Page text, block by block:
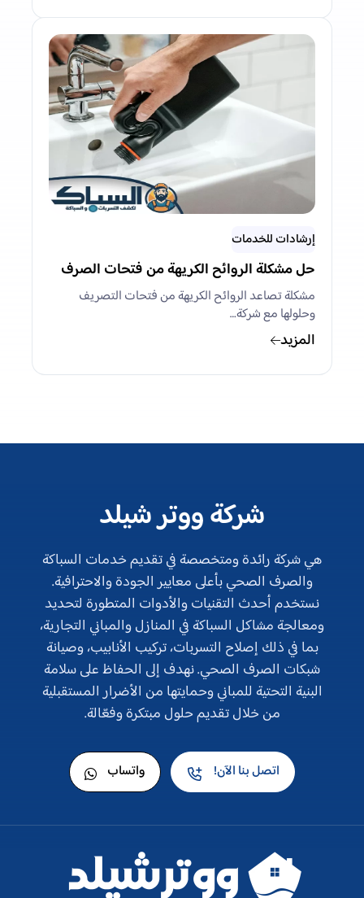
إرشادات للخدمات
حل مشكلة الروائح الكريهة من فتحات الصرف
مشكلة تصاعد الروائح الكريهة من فتحات التصريف
وحلولها مع شركة…
المزيد
شركة ووتر شيلد
هي شركة رائدة ومتخصصة في تقديم خدمات السباكة
والصرف الصحي بأعلى معايير الجودة والاحترافية.
نستخدم أحدث التقنيات والأدوات المتطورة لتحديد
ومعالجة مشاكل السباكة في المنازل والمباني التجارية،
بما في ذلك إصلاح التسربات، تركيب الأنابيب، وصيانة
شبكات الصرف الصحي. نهدف إلى الحفاظ على سلامة
البنية التحتية للمباني وحمايتها من الأضرار المستقبلية
من خلال تقديم حلول مبتكرة وفعّالة.
اتصل بنا الآن! واتساب